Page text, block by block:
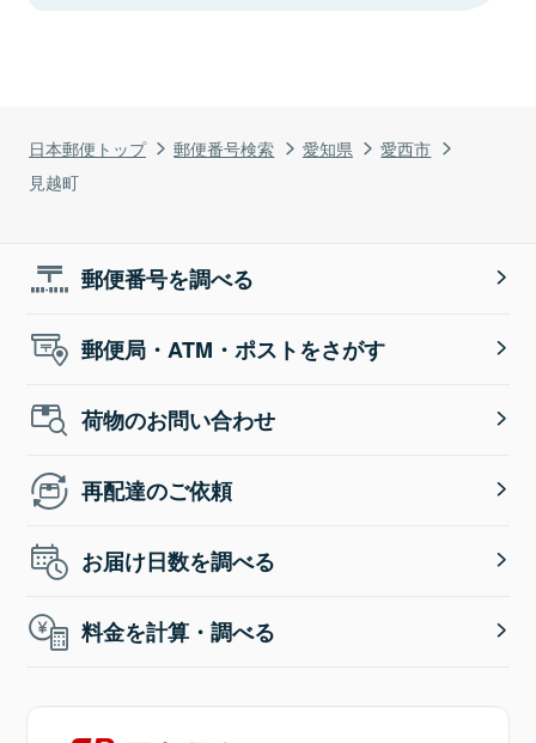
日本郵便トップ 郵便番号検索 愛知県
愛西市
見越町
郵便番号を調べる
郵便局・ATM・ポストをさがす
荷物のお問い合わせ
再配達のご依頼
お届け日数を調べる
料金を計算・調べる